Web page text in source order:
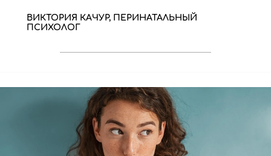
ВИКТОРИЯ КАЧУР, ПЕРИНАТАЛЬНЫЙ
ПСИХОЛОГ